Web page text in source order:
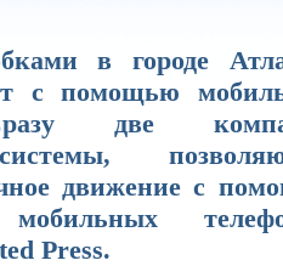
в городе
с помощью
две
движение с
Press.